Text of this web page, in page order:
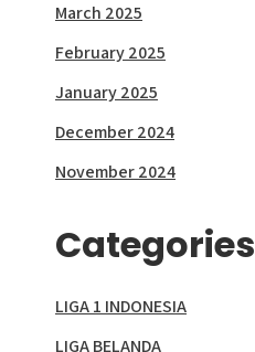
March 2025
February 2025
January 2025
December 2024
November 2024
Categories
LIGA 1 INDONESIA
LIGA BELANDA